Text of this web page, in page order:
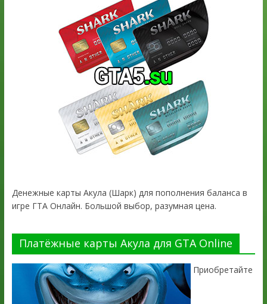
Денежные карты Акула (Шарк) для пополнения баланса в
игре ГТА Онлайн. Большой выбор, разумная цена.
Платёжные карты Акула для GTA Online
Приобретайте